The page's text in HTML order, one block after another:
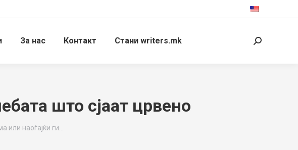
За нас Контакт Стани writers.mk Search:
што сјаат црвено
или наоѓајќи ги…